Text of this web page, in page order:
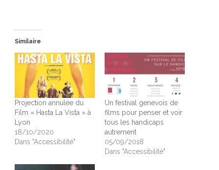
Similaire
Projection annulée du
Film « Hasta La Vista » à
Lyon
18/10/2020
Dans "Accessibilité"
Un festival genevois de
films pour penser et voir
tous les handicaps
autrement
05/09/2018
Dans "Accessibilité"